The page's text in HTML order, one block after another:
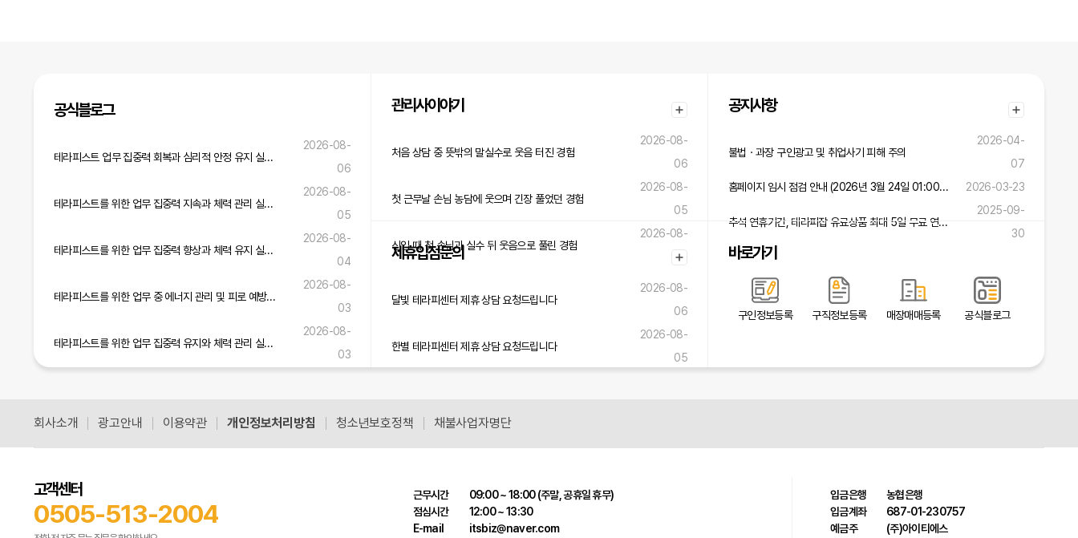
공식블로그
테라피스트 업무 집중력 회복과 심리적 안정 유지 실무 전략
2026-08-
06
테라피스트를 위한 업무 집중력 지속과 체력 관리 실무 노하우
2026-08-
05
테라피스트를 위한 업무 집중력 향상과 체력 유지 실무 가이드
2026-08-
04
테라피스트를 위한 업무 중 에너지 관리 및 피로 예방 실무 가이드
2026-08-
03
테라피스트를 위한 업무 집중력 유지와 체력 관리 실무 전략
2026-08-
03
공식블로그 더보기
관리사이야기
처음 상담 중 뜻밖의 말실수로 웃음 터진 경험
2026-08-
06
첫 근무날 손님 농담에 웃으며 긴장 풀었던 경험
2026-08-
05
신입 때 첫 손님과 실수 뒤 웃음으로 풀린 경험
2026-08-
05
제휴입점문의
달빛 테라피센터 제휴 상담 요청드립니다
2026-08-
06
한별 테라피센터 제휴 상담 요청드립니다
2026-08-
05
공지사항
불법ㆍ과장 구인광고 및 취업사기 피해 주의
2026-04-
07
홈페이지 임시 점검 안내 (2026년 3월 24일 01:00 ~ 02:00)
2026-03-23
추석 연휴기간, 테라피잡 유료상품 최대 5일 무료 연장 혜택!
2025-09-
30
바로가기
구인정보등록 구직정보등록 매장매매등록 공식블로그
회사소개 광고안내 이용약관 개인정보처리방침 청소년보호정책 채불사업자명단
고객센터
0505-513-2004
근무시간
09:00 ~ 18:00 (주말, 공휴일 휴무)
점심시간
12:00 ~ 13:30
E-mail
itsbiz@naver.com
입금은행
농협은행
입금계좌
687-01-230757
예금주
(주)아이티에스